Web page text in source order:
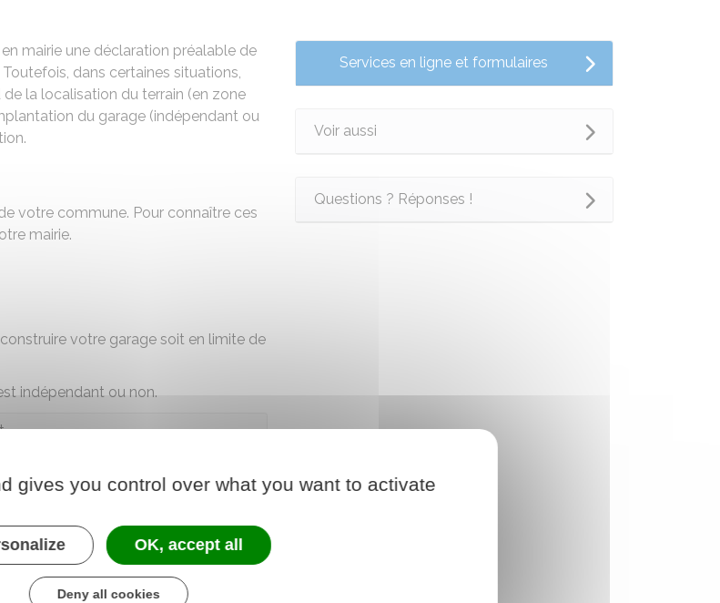
mairie une déclaration préalable de
dans certaines situations,
la localisation du terrain (en zone
du garage (indépendant ou
votre commune. Pour connaître ces
mairie.
votre garage soit en limite de
indépendant ou non.
un bâtiment
taxe d'aménagementet, en cas
Services en ligne et formulaires
Voir aussi
Questions ? Réponses !
gives you control over what you want to activate
OK, accept all
Deny all cookies